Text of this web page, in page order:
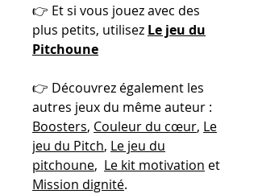
👉 Et si vous jouez avec des
plus petits, utilisez Le jeu du
Pitchoune
👉 Découvrez également les
autres jeux du même auteur :
Boosters, Couleur du cœur, Le
jeu du Pitch, Le jeu du
pitchoune, Le kit motivation et
Mission dignité.